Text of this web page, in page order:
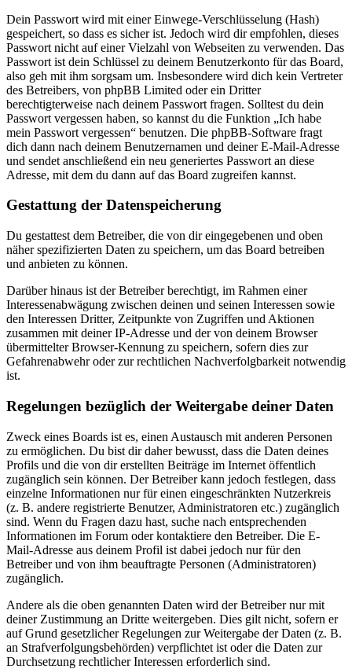
Dein Passwort wird mit einer Einwege-Verschlüsselung (Hash)
gespeichert, so dass es sicher ist. Jedoch wird dir empfohlen, dieses
Passwort nicht auf einer Vielzahl von Webseiten zu verwenden. Das
Passwort ist dein Schlüssel zu deinem Benutzerkonto für das Board,
also geh mit ihm sorgsam um. Insbesondere wird dich kein Vertreter
des Betreibers, von phpBB Limited oder ein Dritter
berechtigterweise nach deinem Passwort fragen. Solltest du dein
Passwort vergessen haben, so kannst du die Funktion „Ich habe
mein Passwort vergessen“ benutzen. Die phpBB-Software fragt
dich dann nach deinem Benutzernamen und deiner E-Mail-Adresse
und sendet anschließend ein neu generiertes Passwort an diese
Adresse, mit dem du dann auf das Board zugreifen kannst.
Gestattung der Datenspeicherung
Du gestattest dem Betreiber, die von dir eingegebenen und oben
näher spezifizierten Daten zu speichern, um das Board betreiben
und anbieten zu können.
Darüber hinaus ist der Betreiber berechtigt, im Rahmen einer
Interessenabwägung zwischen deinen und seinen Interessen sowie
den Interessen Dritter, Zeitpunkte von Zugriffen und Aktionen
zusammen mit deiner IP-Adresse und der von deinem Browser
übermittelter Browser-Kennung zu speichern, sofern dies zur
Gefahrenabwehr oder zur rechtlichen Nachverfolgbarkeit notwendig
ist.
Regelungen bezüglich der Weitergabe deiner Daten
Zweck eines Boards ist es, einen Austausch mit anderen Personen
zu ermöglichen. Du bist dir daher bewusst, dass die Daten deines
Profils und die von dir erstellten Beiträge im Internet öffentlich
zugänglich sein können. Der Betreiber kann jedoch festlegen, dass
einzelne Informationen nur für einen eingeschränkten Nutzerkreis
(z. B. andere registrierte Benutzer, Administratoren etc.) zugänglich
sind. Wenn du Fragen dazu hast, suche nach entsprechenden
Informationen im Forum oder kontaktiere den Betreiber. Die E-
Mail-Adresse aus deinem Profil ist dabei jedoch nur für den
Betreiber und von ihm beauftragte Personen (Administratoren)
zugänglich.
Andere als die oben genannten Daten wird der Betreiber nur mit
deiner Zustimmung an Dritte weitergeben. Dies gilt nicht, sofern er
auf Grund gesetzlicher Regelungen zur Weitergabe der Daten (z. B.
an Strafverfolgungsbehörden) verpflichtet ist oder die Daten zur
Durchsetzung rechtlicher Interessen erforderlich sind.